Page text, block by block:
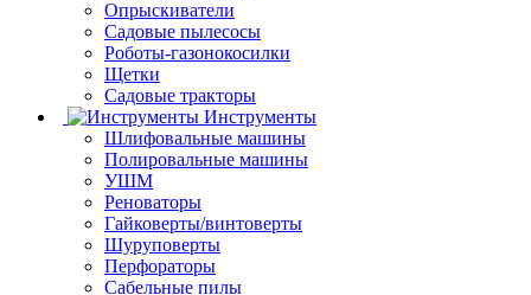
Опрыскиватели
Садовые пылесосы
Роботы-газонокосилки
Щетки
Садовые тракторы
Инструменты
Шлифовальные машины
Полировальные машины
УШМ
Реноваторы
Гайковерты/винтоверты
Шуруповерты
Перфораторы
Сабельные пилы